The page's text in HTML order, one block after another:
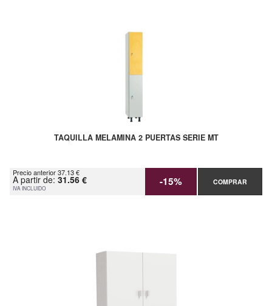
TAQUILLA MELAMINA 2 PUERTAS SERIE MT
Precio anterior 37.13 €
A partir de: 31.56 €
IVA INCLUIDO -15% COMPRAR